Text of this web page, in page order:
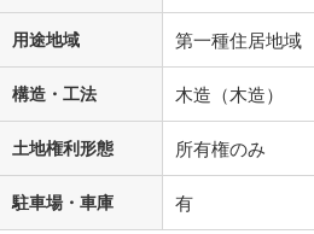
用途地域 第一種住居地域
構造・工法 木造（木造）
土地権利形態 所有権のみ
駐車場・車庫 有